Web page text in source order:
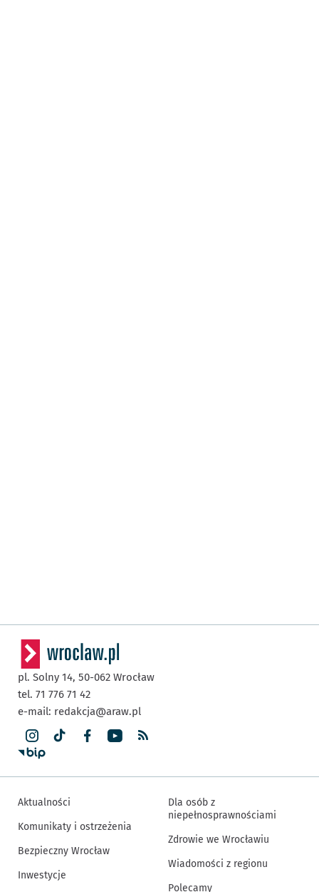
pl. Solny 14, 50-062 Wrocław
tel. 71 776 71 42
e-mail: redakcja@araw.pl
Aktualności
Komunikaty i ostrzeżenia
Bezpieczny Wrocław
Inwestycje
Dla osób z
niepełnosprawnościami
Zdrowie we Wrocławiu
Wiadomości z regionu
Polecamy